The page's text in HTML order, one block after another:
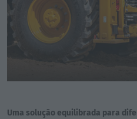
Uma solução equilibrada para